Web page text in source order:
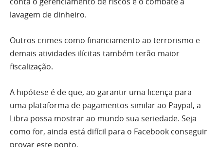
lavagem de dinheiro.
Outros crimes como financiamento ao terrorismo e
demais atividades ilícitas também terão maior
fiscalização.
A hipótese é de que, ao garantir uma licença para
uma plataforma de pagamentos similar ao Paypal, a
Libra possa mostrar ao mundo sua seriedade. Seja
como for, ainda está difícil para o Facebook conseguir
provar este ponto.